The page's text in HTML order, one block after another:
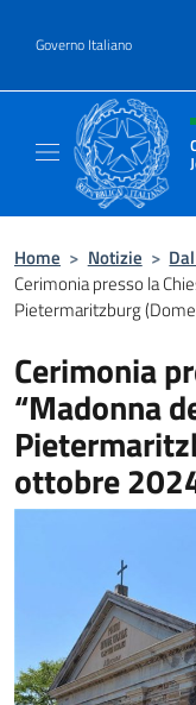
Governo Italiano
Home > Notizie >
Cerimonia presso la
Pietermaritzburg
Cerimonia
“Madonna
ottobre